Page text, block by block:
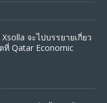
จะไปบรรยายเกี่ยว
ที่ Qatar Economic